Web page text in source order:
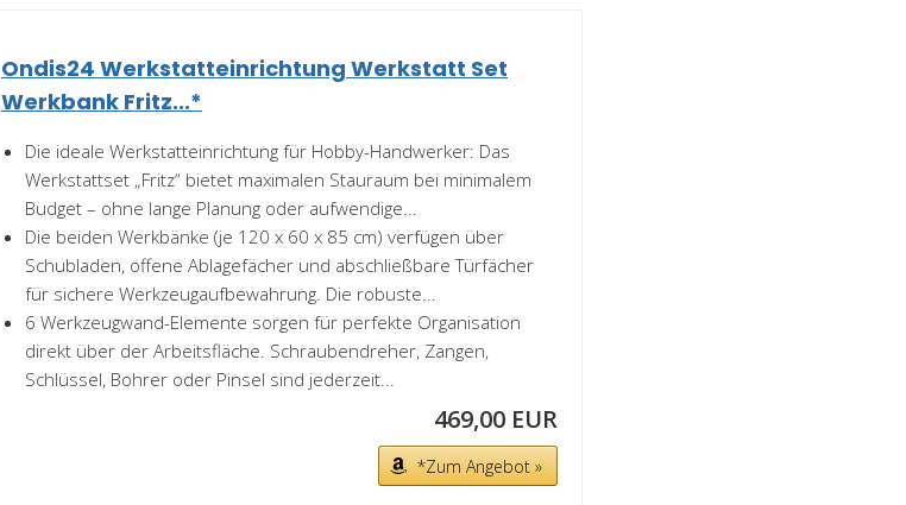
Ondis24 Werkstatteinrichtung Werkstatt Set
Werkbank Fritz...*
Die ideale Werkstatteinrichtung für Hobby-Handwerker: Das
Werkstattset „Fritz“ bietet maximalen Stauraum bei minimalem
Budget – ohne lange Planung oder aufwendige...
Die beiden Werkbänke (je 120 x 60 x 85 cm) verfügen über
Schubladen, offene Ablagefächer und abschließbare Türfächer
für sichere Werkzeugaufbewahrung. Die robuste...
6 Werkzeugwand-Elemente sorgen für perfekte Organisation
direkt über der Arbeitsfläche. Schraubendreher, Zangen,
Schlüssel, Bohrer oder Pinsel sind jederzeit...
469,00 EUR
*Zum Angebot »